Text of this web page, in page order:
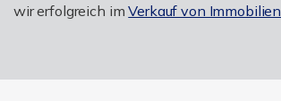
wir erfolgreich imVerkauf von Immobilien